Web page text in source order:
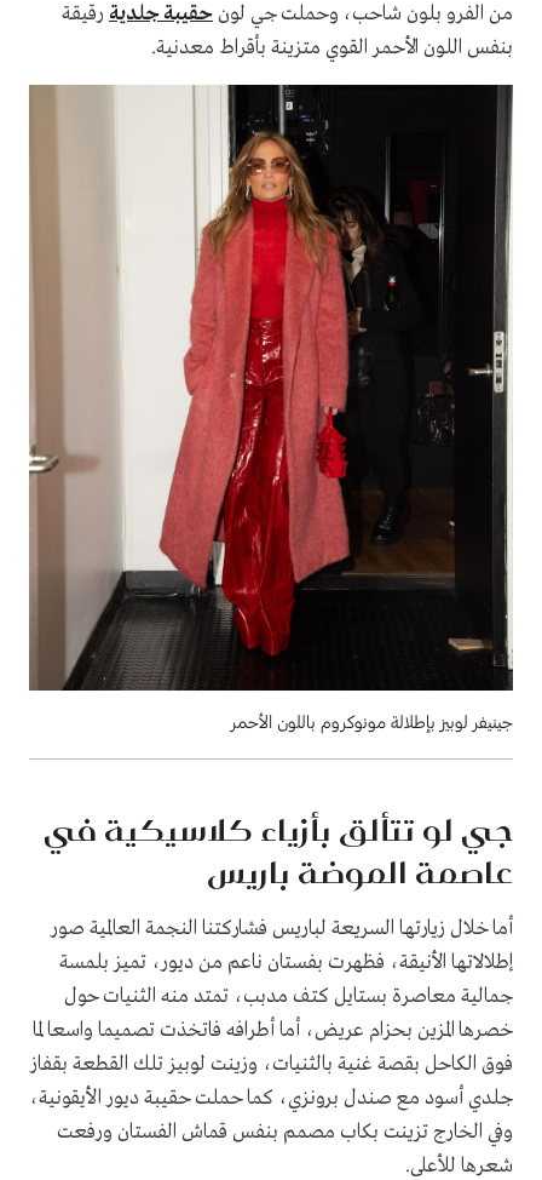
من الفرو بلون شاحب، وحملت جي لون حقيبة جلدية رقيقة
بنفس اللون الأحمر القوي متزينة بأقراط معدنية.
جينيفر لوبيز بإطلالة مونوكروم باللون الأحمر
جي لو تتألق بأزياء كلاسيكية في
عاصمة الموضة باريس
أما خلال زيارتها السريعة لباريس فشاركتنا النجمة العالمية صور
إطلالاتها الأنيقة، فظهرت بفستان ناعم من ديور، تميز بلمسة
جمالية معاصرة بستايل كتف مدبب، تمتد منه الثنيات حول
خصرها المزين بحزام عريض، أما أطرافه فاتخذت تصميما واسعا لما
فوق الكاحل بقصة غنية بالثنيات، وزينت لوبيز تلك القطعة بقفاز
جلدي أسود مع صندل برونزي، كما حملت حقيبة ديور الأيقونية،
وفي الخارج تزينت بكاب مصمم بنفس قماش الفستان ورفعت
شعرها للأعلى.